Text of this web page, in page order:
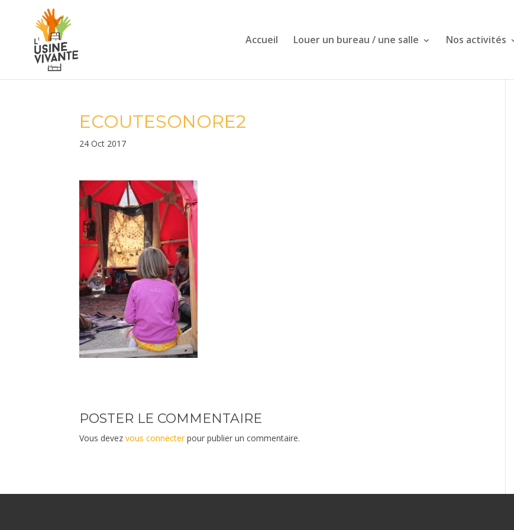
Accueil Louer un bureau / une salle Nos activités
ECOUTESONORE2
24 Oct 2017
POSTER LE COMMENTAIRE
Vous devezvous connecterpour publier un commentaire.